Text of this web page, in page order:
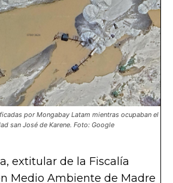
por Mongabay Latam mientras ocupaban el
san José de Karene. Foto: Google
extitular de la Fiscalía
Medio Ambiente de Madre